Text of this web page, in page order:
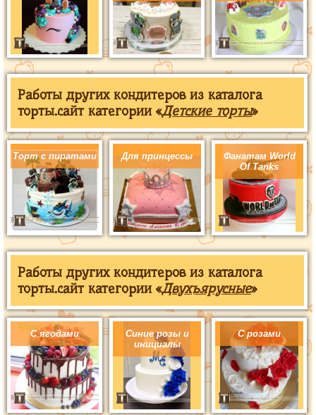
Работы других кондитеров из каталога
торты.сайт категории «Детские торты»
Торт с пиратами Для принцессы
Фанатам World
Of Tanks
Работы других кондитеров из каталога
торты.сайт категории «Двухъярусные»
С ягодами
Синие розы и
инициалы
С розами